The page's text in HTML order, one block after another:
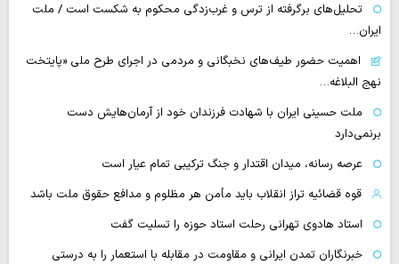
تحلیل‌های برگرفته از ترس و غرب‌زدگی محکوم به شکست است / ملت
ایران…
اهمیت حضور طیف‌های نخبگانی و مردمی در اجرای طرح ملی «پایتخت
نهج البلاغه…
ملت حسینی ایران با شهادت فرزندان خود از آرمان‌هایش دست
برنمی‌دارد
عرصه رسانه، میدان اقتدار و جنگ ترکیبی تمام عیار است
قوه قضائیه تراز انقلاب باید مأمن هر مظلوم و مدافع حقوق ملت باشد
استاد هادوی تهرانی رحلت استاد حوزه را تسلیت گفت
خبرنگاران تمدن ایرانی و مقاومت در مقابله با استعمار را به درستی